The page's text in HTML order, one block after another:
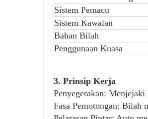
Sistem Pemacu
Sistem Kawalan
Bahan Bilah
Penggunaan Kuasa
3. Prinsip Kerja
Penyegerakan:
Fasa Pemotongan: